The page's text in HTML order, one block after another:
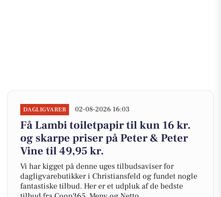
DAGLIGVARER 02-08-2026 16:03
Få Lambi toiletpapir til kun 16 kr.
og skarpe priser på Peter & Peter
Vine til 49,95 kr.
Vi har kigget på denne uges tilbudsaviser for
dagligvarebutikker i Christiansfeld og fundet nogle
fantastiske tilbud. Her er et udpluk af de bedste